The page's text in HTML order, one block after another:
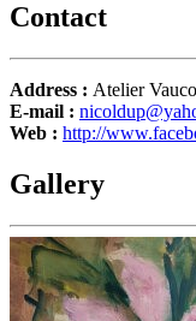
Contact
Address : Atelier
E-mail :
Web : http://
Gallery